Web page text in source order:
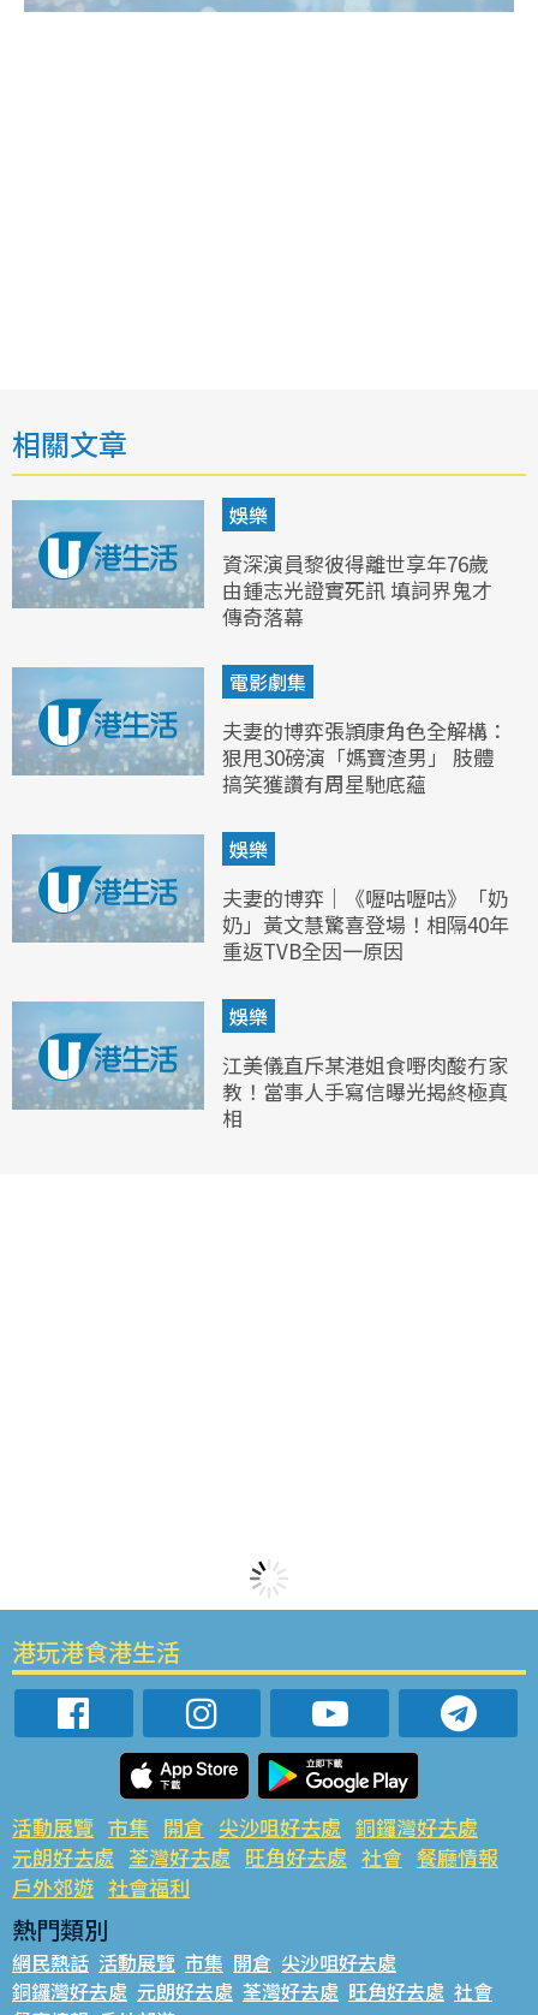
相關文章
娛樂
資深演員黎彼得離世享年76歲
由鍾志光證實死訊 填詞界鬼才
傳奇落幕
電影劇集
夫妻的博弈張頴康角色全解構：
狠甩30磅演「媽寶渣男」 肢體
搞笑獲讚有周星馳底蘊
娛樂
夫妻的博弈｜《嚦咕嚦咕》「奶
奶」黃文慧驚喜登場！相隔40年
重返TVB全因一原因
娛樂
江美儀直斥某港姐食嘢肉酸冇家
教！當事人手寫信曝光揭終極真
相
港玩港食港生活
活動展覽 市集 開倉 尖沙咀好去處 銅鑼灣好去處
元朗好去處 荃灣好去處 旺角好去處 社會 餐廳情報
戶外郊遊 社會福利
熱門類別
網民熱話 活動展覽 市集 開倉 尖沙咀好去處
銅鑼灣好去處 元朗好去處 荃灣好去處 旺角好去處 社會